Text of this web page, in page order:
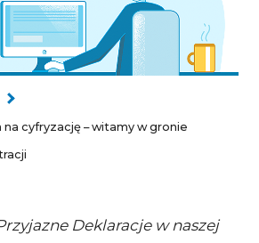
cyfryzację – witamy w gronie
Deklaracje w naszej